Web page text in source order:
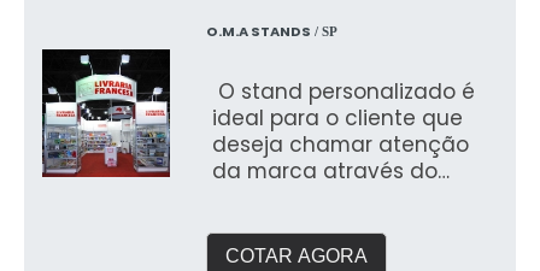
campanhas publicitárias,
Visibilidade: Colocado no
topo de prédios, lojas ou
estabelecimentos
comerciais, o Roof Top
de referência que atrai
olhares de longe,
O.M.A STANDS / SP
O stand personalizado é
ideal para o cliente que
deseja chamar atenção
da marca através do
COTAR AGORA